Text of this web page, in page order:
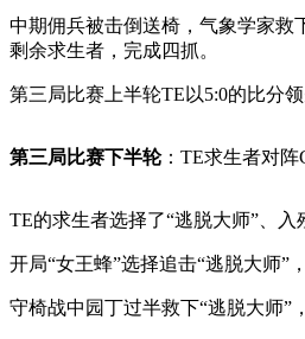
中期佣兵被击倒送椅，气象学家救
剩余求生者，完成四抓。
第三局比赛上半轮TE以5:0的比分领
第三局比赛下半轮：TE求生者对阵
TE的求生者选择了“逃脱大师”、
开局“女王蜂”选择追击“逃脱大师”
守椅战中园丁过半救下“逃脱大师”